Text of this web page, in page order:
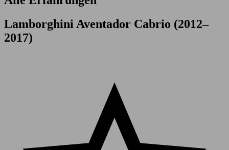
Lamborghini Aventador Cabrio (2012–
2017)